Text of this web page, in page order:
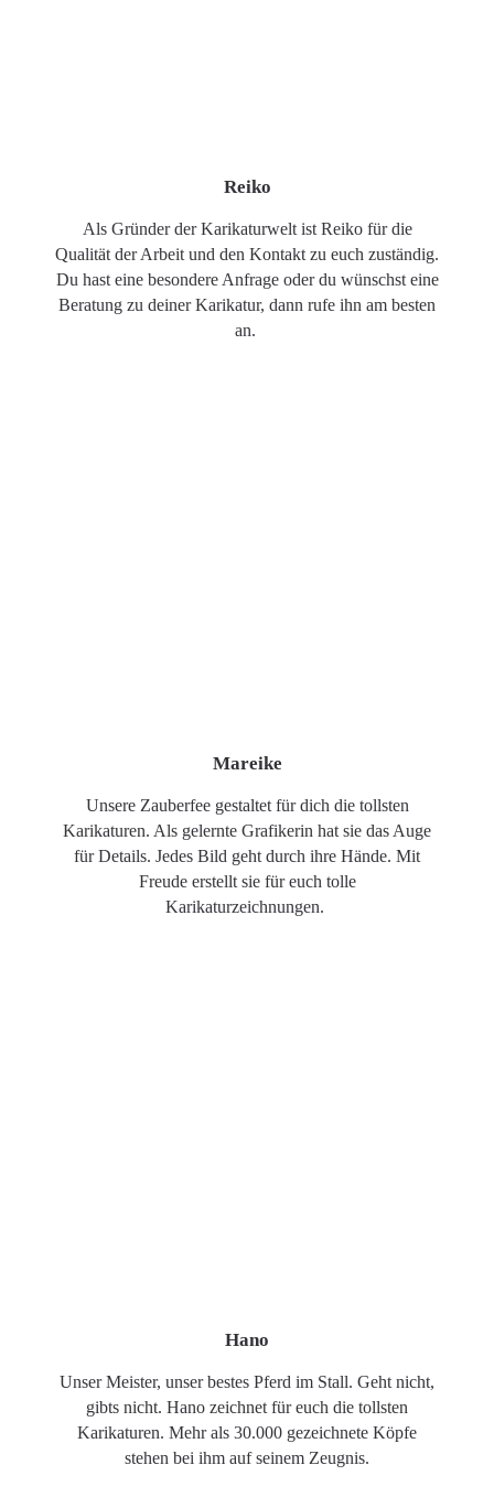
Reiko
Als Gründer der Karikaturwelt ist Reiko für die
Qualität der Arbeit und den Kontakt zu euch zuständig.
Du hast eine besondere Anfrage oder du wünschst eine
Beratung zu deiner Karikatur, dann rufe ihn am besten
an.
Mareike
Unsere Zauberfee gestaltet für dich die tollsten
Karikaturen. Als gelernte Grafikerin hat sie das Auge
für Details. Jedes Bild geht durch ihre Hände. Mit
Freude erstellt sie für euch tolle
Karikaturzeichnungen.
Hano
Unser Meister, unser bestes Pferd im Stall. Geht nicht,
gibts nicht. Hano zeichnet für euch die tollsten
Karikaturen. Mehr als 30.000 gezeichnete Köpfe
stehen bei ihm auf seinem Zeugnis.